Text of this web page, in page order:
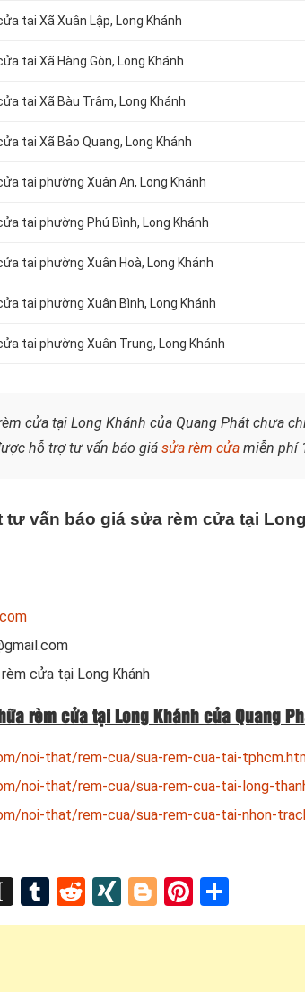
tại Xã Xuân Lập, Long Khánh
tại Xã Hàng Gòn, Long Khánh
tại Xã Bàu Trâm, Long Khánh
tại Xã Bảo Quang, Long Khánh
tại phường Xuân An, Long Khánh
tại phường Phú Bình, Long Khánh
tại phường Xuân Hoà, Long Khánh
tại phường Xuân Bình, Long Khánh
tại phường Xuân Trung, Long Khánh
cửa tại Long Khánh của Quang Phát chưa
hỗ trợ tư vấn báo giá sửa rèm cửa miễn phí
tư vấn báo giá sửa rèm cửa tại
cửa tại Long Khánh
rèm cửa tại Long Khánh của Quang
noi-that/rem-cua/sua-rem-cua-tai-
noi-that/rem-cua/sua-rem-cua-tai-long-
noi-that/rem-cua/sua-rem-cua-tai-nhon-
Instapaper
Tumblr
RedditXINGBloggerPinterest